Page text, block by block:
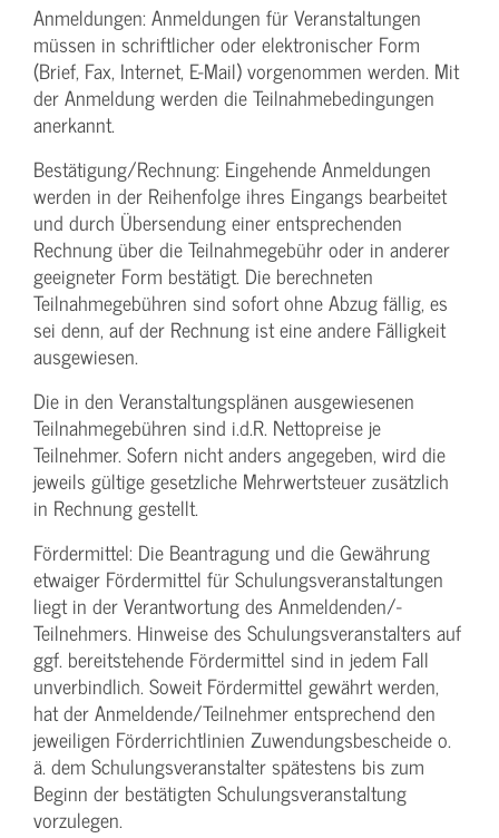
Anmeldungen: Anmeldungen für Veranstaltungen
müssen in schriftlicher oder elektronischer Form
(Brief, Fax, Internet, E-Mail) vorgenommen werden. Mit
der Anmeldung werden die Teilnahme­bedingungen
anerkannt.
Bestätigung­/Rechnung: Eingehende Anmeldungen
werden in der Reihenfolge ihres Eingangs bearbeitet
und durch Übersendung einer entsprechenden
Rechnung über die Teilnahmegebühr oder in anderer
geeigneter Form bestätigt. Die berechneten
Teilnahmegebühren sind sofort ohne Abzug fällig, es
sei denn, auf der Rechnung ist eine andere Fälligkeit
ausgewiesen.
Die in den Veranstaltungsplänen ausgewiesenen
Teilnahmegebühren sind i.d.R. Nettopreise je
Teilnehmer. Sofern nicht anders angegeben, wird die
jeweils gültige gesetzliche Mehrwertsteuer zusätzlich
in Rechnung gestellt.
Fördermittel: Die Beantragung und die Gewährung
etwaiger Fördermittel für Schulungs­veranstaltungen
liegt in der Verantwortung des Anmeldenden/­
Teilnehmers. Hinweise des Schulungs­veranstalters auf
ggf. bereitstehende Fördermittel sind in jedem Fall
unverbindlich. Soweit Fördermittel gewährt werden,
hat der Anmeldende/­Teilnehmer entsprechend den
jeweiligen Förderrichtlinien Zuwendungs­bescheide o.
ä. dem Schulungs­veranstalter spätestens bis zum
Beginn der bestätigten Schulungs­veranstaltung
vorzulegen.